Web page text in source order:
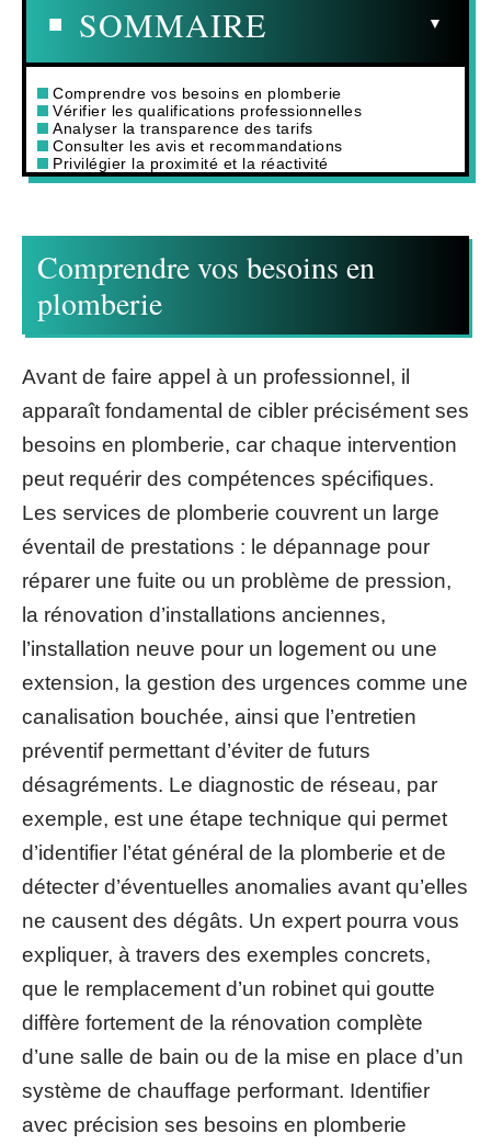
SOMMAIRE
Comprendre vos besoins en plomberie
Vérifier les qualifications professionnelles
Analyser la transparence des tarifs
Consulter les avis et recommandations
Privilégier la proximité et la réactivité
Comprendre vos besoins en
plomberie
Avant de faire appel à un professionnel, il
apparaît fondamental de cibler précisément ses
besoins en plomberie, car chaque intervention
peut requérir des compétences spécifiques.
Les services de plomberie couvrent un large
éventail de prestations : le dépannage pour
réparer une fuite ou un problème de pression,
la rénovation d’installations anciennes,
l’installation neuve pour un logement ou une
extension, la gestion des urgences comme une
canalisation bouchée, ainsi que l’entretien
préventif permettant d’éviter de futurs
désagréments. Le diagnostic de réseau, par
exemple, est une étape technique qui permet
d’identifier l’état général de la plomberie et de
détecter d’éventuelles anomalies avant qu’elles
ne causent des dégâts. Un expert pourra vous
expliquer, à travers des exemples concrets,
que le remplacement d’un robinet qui goutte
diffère fortement de la rénovation complète
d’une salle de bain ou de la mise en place d’un
système de chauffage performant. Identifier
avec précision ses besoins en plomberie